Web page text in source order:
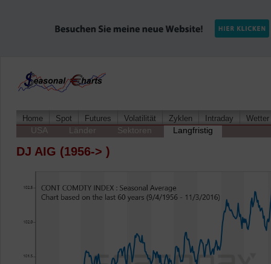
Home Spot Futures Volatilität Zyklen Intraday Wetter
USA Länder Sektoren Langfristig
DJ AIG (1956-> )